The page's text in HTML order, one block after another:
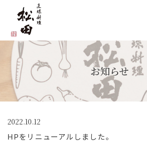
お知らせ
2022.10.12
HPをリニューアルしました。